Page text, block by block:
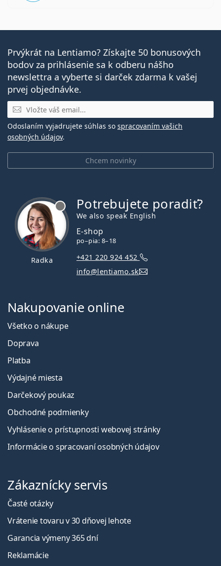
Prvýkrát na Lentiamo? Získajte 50 bonusových
bodov za prihlásenie sa k odberu nášho
newslettra a vyberte si darček zdarma k vašej
prvej objednávke.
E-mail
Chcem novinky
Odoslaním vyjadrujete súhlas so spracovaním vašich
osobných údajov.
Radka
Potrebujete poradiť?
We also speak English
E-shop
po–pia: 8–18
+421 220 924 452
info@lentiamo.sk
Nakupovanie online
Všetko o nákupe
Doprava
Platba
Výdajné miesta
Darčekový poukaz
Obchodné podmienky
Vyhlásenie o prístupnosti webovej stránky
Informácie o spracovaní osobných údajov
Zákaznícky servis
Časté otázky
Vrátenie tovaru v 30 dňovej lehote
Garancia výmeny 365 dní
Reklamácie